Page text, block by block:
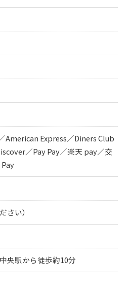
American Express／Diners Club
／Pay Pay／楽天 pay／交
さい）
央駅から徒歩約10分